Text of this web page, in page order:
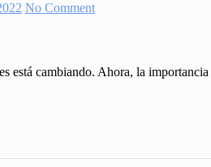
No Comment
está cambiando. Ahora, la importancia